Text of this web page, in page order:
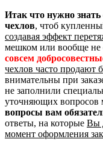
Итак что нужно знать
чехлов, чтоб
создавая эффект
мешком или вообще не
совсем
чехлов часто продают
внимательны при
не заполнили
уточняющих вопросов
вопросы вам
ответы, на которые Вы
момент оформления